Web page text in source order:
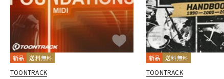
新品 送料無料
TOONTRACK
新品 送料無料
TOONTRACK